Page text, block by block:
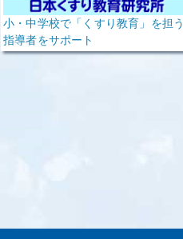
小・中学校で「くすり教育」を担う
指導者をサポート